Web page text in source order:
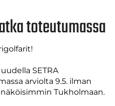
toteutumassa
SETRA
arviolta 9.5. ilman
Tukholmaan.